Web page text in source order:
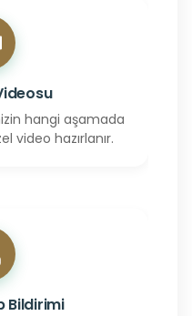
hangi aşamada
video hazırlanır.
Bildirimi